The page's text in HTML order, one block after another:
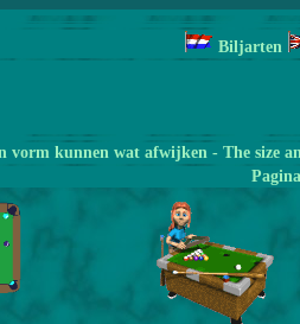
Biljarten
vorm kunnen wat afwijken - The size